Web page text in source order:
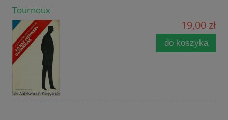
Tournoux
19,00 zł
do koszyka